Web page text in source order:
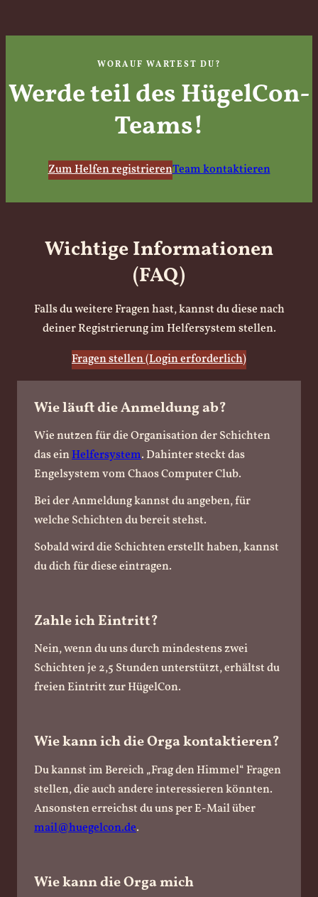
WORAUF WARTEST DU?
Werde teil des HügelCon-
Teams!
Zum Helfen registrierenTeam kontaktieren
Wichtige Informationen
(FAQ)
Falls du weitere Fragen hast, kannst du diese nach
deiner Registrierung im Helfersystem stellen.
Fragen stellen (Login erforderlich)
Wie läuft die Anmeldung ab?
Wie nutzen für die Organisation der Schichten
das einHelfersystem. Dahinter steckt das
Engelsystem vom Chaos Computer Club.
Bei der Anmeldung kannst du angeben, für
welche Schichten du bereit stehst.
Sobald wird die Schichten erstellt haben, kannst
du dich für diese eintragen.
Zahle ich Eintritt?
Nein, wenn du uns durch mindestens zwei
Schichten je 2,5 Stunden unterstützt, erhältst du
freien Eintritt zur HügelCon.
Wie kann ich die Orga kontaktieren?
Du kannst im Bereich „Frag den Himmel“ Fragen
stellen, die auch andere interessieren könnten.
Ansonsten erreichst du uns per E-Mail über
mail@huegelcon.de.
Wie kann die Orga mich